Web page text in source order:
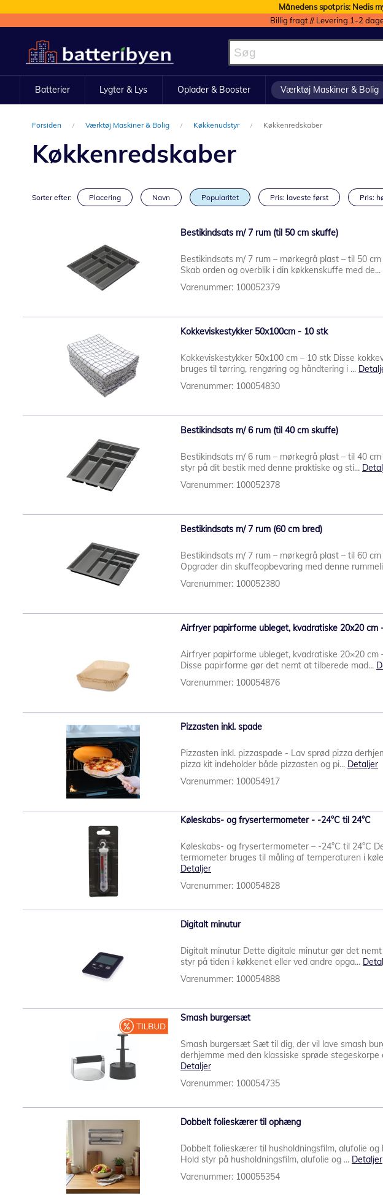
Månedens spotpris: Nedis
Billig fragt // Levering 1-2
to
Content
Batterier Lygter & Lys Oplader & Booster Værktøj Maskiner & Bolig
Forsiden Værktøj Maskiner & Bolig Køkkenudstyr Køkkenredskaber
Køkkenredskaber
Sorter efter: Placering Navn Popularitet Pris: laveste først Pris:
Bestikindsats m/ 7 rum (til 50 cm skuffe)
Bestikindsats m/ 7 rum – mørkegrå plast – til 50
Skab orden og overblik i din køkkenskuffe med de...
Varenummer: 100052379
Kokkeviskestykker 50x100cm - 10 stk
Kokkeviskestykker 50x100 cm – 10 stk Disse
bruges til tørring, rengøring og håndtering i ...
Varenummer: 100054830
Bestikindsats m/ 6 rum (til 40 cm skuffe)
Bestikindsats m/ 6 rum – mørkegrå plast – til 40
styr på dit bestik med denne praktiske og sti...
Varenummer: 100052378
Bestikindsats m/ 7 rum (60 cm bred)
Bestikindsats m/ 7 rum – mørkegrå plast – til 60
Opgrader din skuffeopbevaring med denne
Varenummer: 100052380
Airfryer papirforme ubleget, kvadratiske 20x20 cm
Airfryer papirforme ubleget, kvadratiske 20×20 cm
Disse papirforme gør det nemt at tilberede mad...
Varenummer: 100054876
Pizzasten inkl. spade
Pizzasten inkl. pizzaspade - Lav sprød pizza
pizza kit indeholder både pizzasten og pi... Detaljer
Varenummer: 100054917
Køleskabs- og frysertermometer - -24°C til 24°C
Køleskabs- og frysertermometer – -24°C til 24°C
termometer bruges til måling af temperaturen i
Detaljer
Varenummer: 100054828
Digitalt minutur
Digitalt minutur Dette digitale minutur gør det
styr på tiden i køkkenet eller ved andre opga...
Varenummer: 100054888
Smash burgersæt
Smash burgersæt Sæt til dig, der vil lave smash
derhjemme med den klassiske sprøde stegeskorpe
Detaljer
Varenummer: 100054735
Dobbelt folieskærer til ophæng
Dobbelt folieskærer til husholdningsfilm, alufolie og
Hold styr på husholdningsfilm, alufolie og ... Detaljer
Varenummer: 100055354